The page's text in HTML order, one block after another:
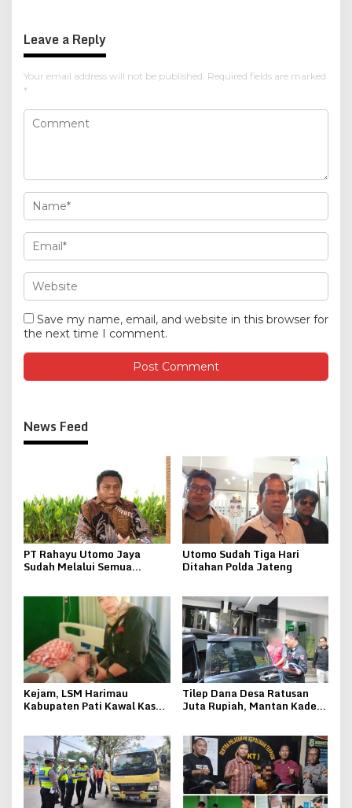
Leave a Reply
Your email address will not be published. Required fields are marked
*
Save my name, email, and website in this browser for
the next time I comment.
News Feed
PT Rahayu Utomo Jaya
Sudah Melalui Semua
Kemenkumham
Utomo Sudah Tiga Hari
Ditahan Polda Jateng
Kejam, LSM Harimau
Kabupaten Pati Kawal Kasus
Tilep Dana Desa Ratusan
Juta Rupiah, Mantan Kades